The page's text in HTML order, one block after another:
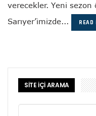
verecekler. Yeni
Sarıyer’imizde...
READ
SİTE İÇİ ARAMA